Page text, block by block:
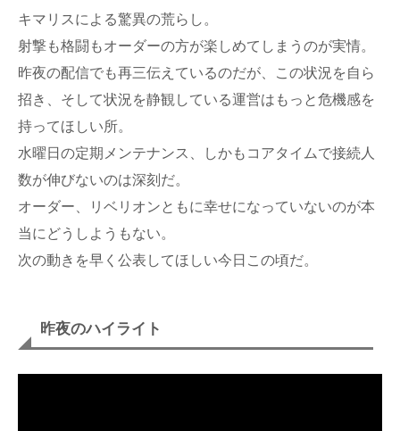
キマリスによる驚異の荒らし。
射撃も格闘もオーダーの方が楽しめてしまうのが実情。
昨夜の配信でも再三伝えているのだが、この状況を自ら
招き、そして状況を静観している運営はもっと危機感を
持ってほしい所。
水曜日の定期メンテナンス、しかもコアタイムで接続人
数が伸びないのは深刻だ。
オーダー、リベリオンともに幸せになっていないのが本
当にどうしようもない。
次の動きを早く公表してほしい今日この頃だ。
昨夜のハイライト